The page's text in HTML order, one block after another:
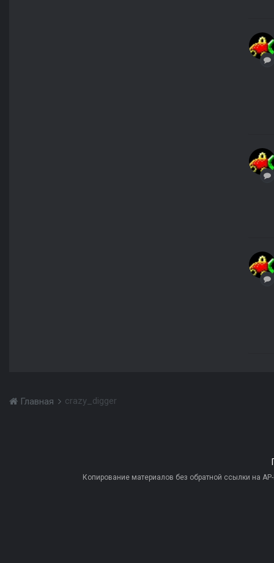
Главная crazy_digger
Копирование материалов без обратной ссылки на